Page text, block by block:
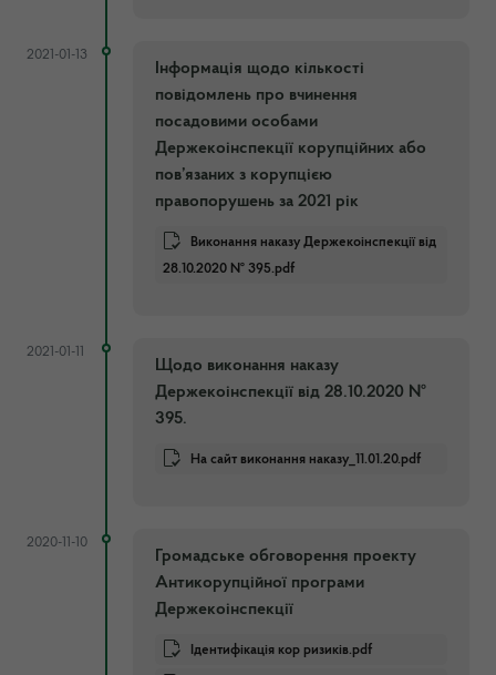
2021-01-13
Інформація щодо кількості
повідомлень про вчинення
посадовими особами
Держекоінспекції корупційних або
пов’язаних з корупцією
правопорушень за 2021 рік
Виконання наказу Держекоінспекції від
28.10.2020 № 395.pdf
2021-01-11
Щодо виконання наказу
Держекоінспекції від 28.10.2020 №
395.
На сайт виконання наказу_11.01.20.pdf
2020-11-10
Громадське обговорення проекту
Антикорупційної програми
Держекоінспекції
Ідентифікація кор ризиків.pdf